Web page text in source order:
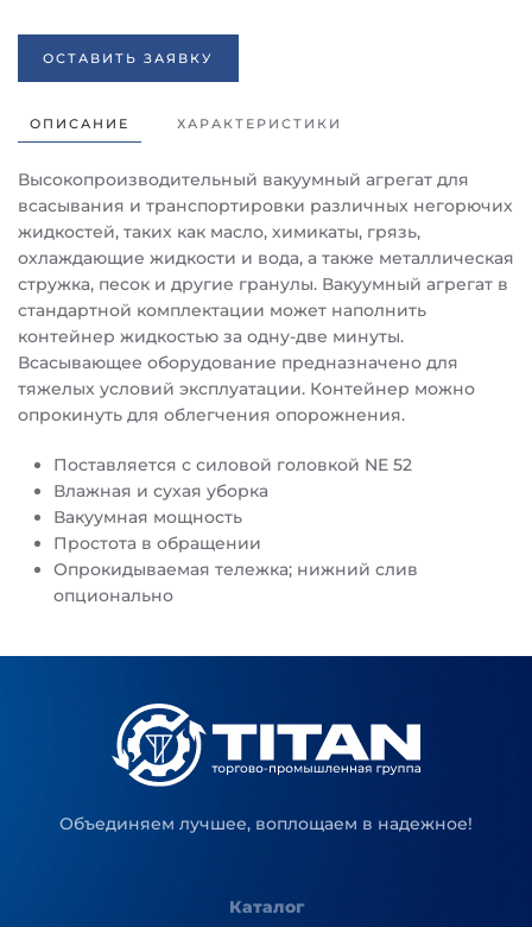
ОСТАВИТЬ ЗАЯВКУ
ОПИСАНИЕ ХАРАКТЕРИСТИКИ
Высокопроизводительный вакуумный агрегат для
всасывания и транспортировки различных негорючих
жидкостей, таких как масло, химикаты, грязь,
охлаждающие жидкости и вода, а также металлическая
стружка, песок и другие гранулы. Вакуумный агрегат в
стандартной комплектации может наполнить
контейнер жидкостью за одну-две минуты.
Всасывающее оборудование предназначено для
тяжелых условий эксплуатации. Контейнер можно
опрокинуть для облегчения опорожнения.
Поставляется с силовой головкой NE 52
Влажная и сухая уборка
Вакуумная мощность
Простота в обращении
Опрокидываемая тележка; нижний слив
опционально
Объединяем лучшее, воплощаем в надежное!
Каталог